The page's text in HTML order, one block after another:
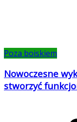
Poza boiskiem
Nowoczesne
stworzyć